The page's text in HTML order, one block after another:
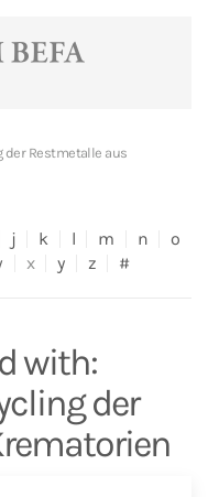
der Restmetalle aus
j k l m n
o
x y z #
with:
der